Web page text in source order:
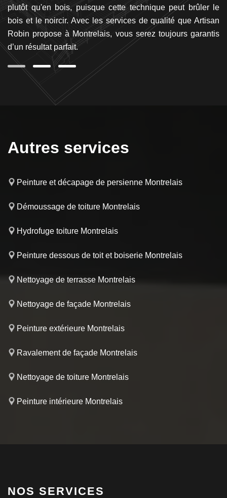
plutôt qu'en bois, puisque cette technique peut brûler le
bois et le noircir. Avec les services de qualité que Artisan
Robin propose à Montrelais, vous serez toujours garantis
d’un résultat parfait.
Autres services
Peinture et décapage de persienne Montrelais
Démoussage de toiture Montrelais
Hydrofuge toiture Montrelais
Peinture dessous de toit et boiserie Montrelais
Nettoyage de terrasse Montrelais
Nettoyage de façade Montrelais
Peinture extérieure Montrelais
Ravalement de façade Montrelais
Nettoyage de toiture Montrelais
Peinture intérieure Montrelais
NOS SERVICES